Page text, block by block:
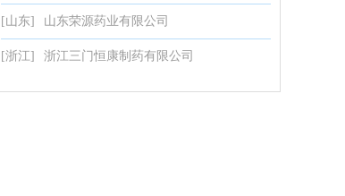
[山东] 山东荣源药业有限公司
[浙江] 浙江三门恒康制药有限公司